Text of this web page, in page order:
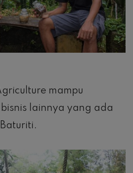
mampu
lainnya yang ada